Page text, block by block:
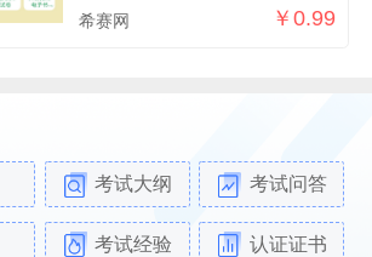
希赛网 ￥0.99
考试大纲 考试问答
考试经验 认证证书